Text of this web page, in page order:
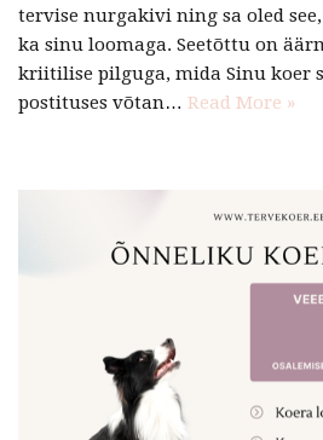
tervise nurgakivi ning sa oled
ka sinu loomaga. Seetõttu on
kriitilise pilguga, mida Sinu koer
postituses võtan… Read More »